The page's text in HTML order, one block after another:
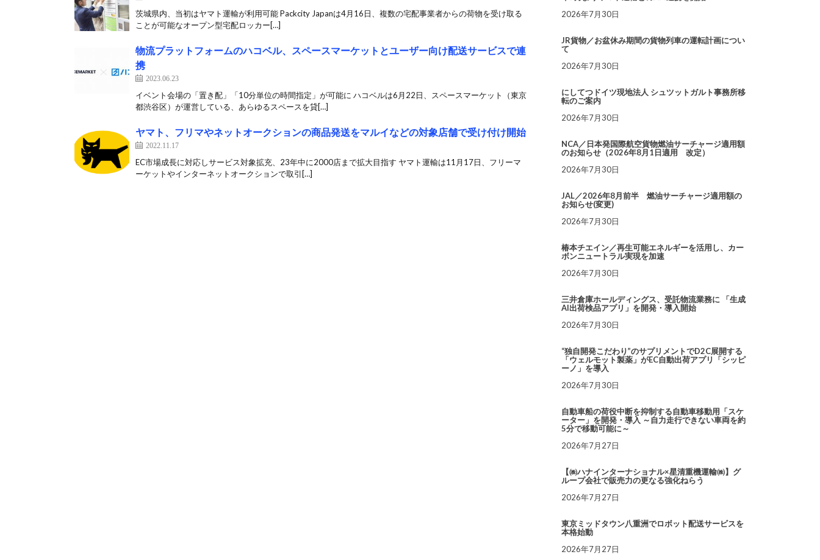
茨城県内、当初はヤマト運輸が利用可能 Packcity Japanは4月16日、複数の宅配事業者からの荷物を受け取る
ことが可能なオープン型宅配ロッカー[…]
物流プラットフォームのハコベル、スペースマーケットとユーザー向け配送サービスで連
携
2023.06.23
イベント会場の「置き配」「10分単位の時間指定」が可能に ハコベルは6月22日、スペースマーケット（東京
都渋谷区）が運営している、あらゆるスペースを貸[…]
ヤマト、フリマやネットオークションの商品発送をマルイなどの対象店舗で受け付け開始
2022.11.17
EC市場成長に対応しサービス対象拡充、23年中に2000店まで拡大目指す ヤマト運輸は11月17日、フリーマ
ーケットやインターネットオークションで取引[…]
2026年7月30日
JR貨物／お盆休み期間の貨物列車の運転計画につい
て
2026年7月30日
にしてつドイツ現地法人 シュツットガルト事務所移
転のご案内
2026年7月30日
NCA／日本発国際航空貨物燃油サーチャージ適用額
のお知らせ（2026年8月1日適用 改定）
2026年7月30日
JAL／2026年8月前半 燃油サーチャージ適用額の
お知らせ(変更)
2026年7月30日
椿本チエイン／再生可能エネルギーを活用し、カー
ボンニュートラル実現を加速
2026年7月30日
三井倉庫ホールディングス、受託物流業務に 「生成
AI出荷検品アプリ」を開発・導入開始
2026年7月30日
“独自開発こだわり”のサプリメントでD2C展開する
「ウェルモット製薬」がEC自動出荷アプリ「シッピ
ーノ」を導入
2026年7月30日
自動車船の荷役中断を抑制する自動車移動用「スケ
ーター」を開発・導入 ～自力走行できない車両を約
5分で移動可能に～
2026年7月27日
【㈱ハナインターナショナル×星清重機運輸㈱】グ
ループ会社で販売力の更なる強化ねらう
2026年7月27日
東京ミッドタウン八重洲でロボット配送サービスを
本格始動
2026年7月27日